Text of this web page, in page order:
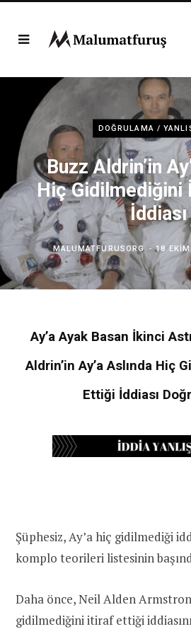
DOĞRULAMA /
Buzz Aldrin’in
Hiç
İddiası
MALUMATFURUSORG 18
Ay’a Ayak Basan İkinci
Aldrin’in Ay’a Aslında Hiç
Ettiği İddiası
Şüphesiz, Ay’a hiç gidilmediği
komplo teorileri listesinin
Daha önce, Neil Alden
gidilmediğini itiraf ettiği